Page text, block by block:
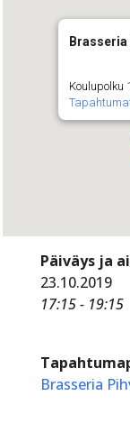
Koulupolku
Päiväys ja
23.10.2019
17:15 - 19:15
Brasseria